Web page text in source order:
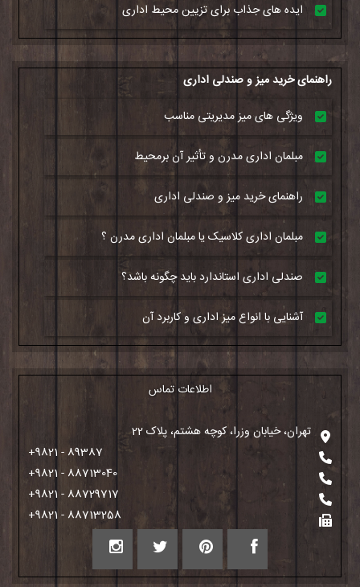
ایده های جذاب برای تزیین محیط اداری
راهنمای خرید میز و صندلی اداری
ویژگی های میز مدیریتی مناسب
مبلمان اداری مدرن و تأثیر آن برمحیط
راهنمای خرید میز و صندلی اداری
مبلمان اداری کلاسیک یا مبلمان اداری مدرن ؟
صندلی اداری استاندارد باید چگونه باشد؟
آشنایی با انواع میز اداری و کاربرد آن
اطلاعات تماس
تهران، خیابان وزرا، کوچه هشتم، پلاک 22
+9821 - 89387
+9821 - 88713040
+9821 - 88729717
+9821 - 88713258